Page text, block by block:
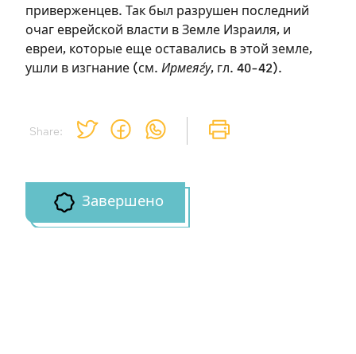
Share:
приверженцев. Так был разрушен последний
очаг еврейской власти в Земле Израиля, и
евреи, которые еще оставались в этой земле,
ушли в изгнание (см. Ирмеяѓу, гл. 40-42).
Завершено